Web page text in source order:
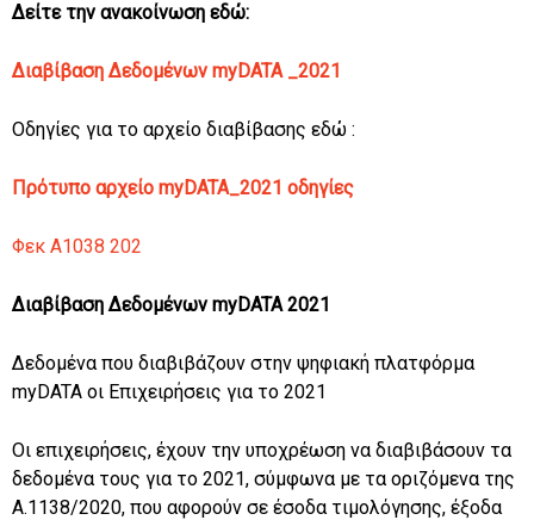
Δείτε την ανακοίνωση εδώ:
ΔιαβίβασηΔεδομένων myDATA _2021
Οδηγίες για το αρχείο διαβίβασης εδώ :
Πρότυπο αρχείο myDATA_2021 οδηγίες
Φεκ Α1038 202
Διαβίβαση Δεδομένων myDATA 2021
Δεδομένα που διαβιβάζουν στην ψηφιακή πλατφόρμα
myDATA οι Επιχειρήσεις για το 2021
Οι επιχειρήσεις, έχουν την υποχρέωση να διαβιβάσουν τα
δεδομένα τους για το 2021, σύμφωνα με τα οριζόμενα της
Α.1138/2020, που αφορούν σε έσοδα τιμολόγησης, έξοδα